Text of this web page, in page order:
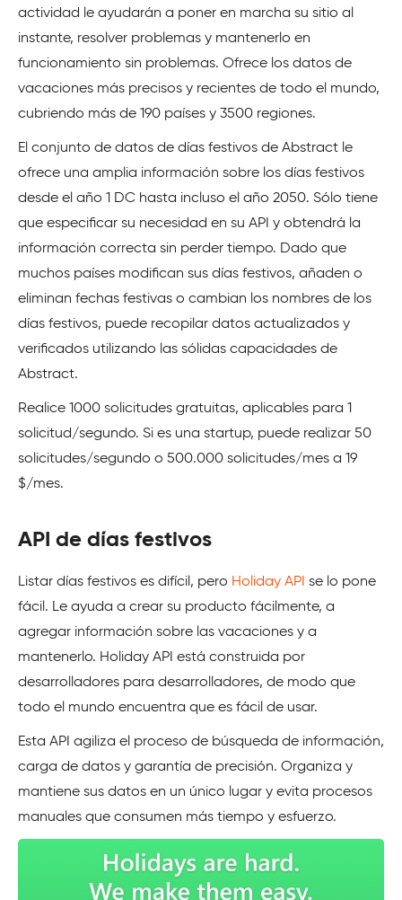
actividad le ayudarán a poner en marcha su sitio al
instante, resolver problemas y mantenerlo en
funcionamiento sin problemas. Ofrece los datos de
vacaciones más precisos y recientes de todo el mundo,
cubriendo más de 190 países y 3500 regiones.
El conjunto de datos de días festivos de Abstract le
ofrece una amplia información sobre los días festivos
desde el año 1 DC hasta incluso el año 2050. Sólo tiene
que especificar su necesidad en su API y obtendrá la
información correcta sin perder tiempo. Dado que
muchos países modifican sus días festivos, añaden o
eliminan fechas festivas o cambian los nombres de los
días festivos, puede recopilar datos actualizados y
verificados utilizando las sólidas capacidades de
Abstract.
Realice 1000 solicitudes gratuitas, aplicables para 1
solicitud/segundo. Si es una startup, puede realizar 50
solicitudes/segundo o 500.000 solicitudes/mes a 19
$/mes.
API de días festivos
Listar días festivos es difícil, pero Holiday API se lo pone
fácil. Le ayuda a crear su producto fácilmente, a
agregar información sobre las vacaciones y a
mantenerlo. Holiday API está construida por
desarrolladores para desarrolladores, de modo que
todo el mundo encuentra que es fácil de usar.
Esta API agiliza el proceso de búsqueda de información,
carga de datos y garantía de precisión. Organiza y
mantiene sus datos en un único lugar y evita procesos
manuales que consumen más tiempo y esfuerzo.